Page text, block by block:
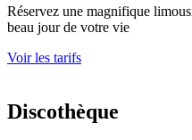
Réservez une magnifique
beau jour de votre vie
Voir les tarifs
Discothèque